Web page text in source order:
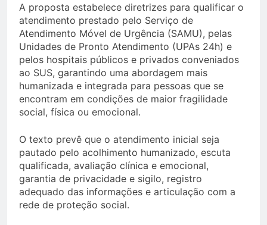
A proposta estabelece diretrizes para qualificar o
atendimento prestado pelo Serviço de
Atendimento Móvel de Urgência (SAMU), pelas
Unidades de Pronto Atendimento (UPAs 24h) e
pelos hospitais públicos e privados conveniados
ao SUS, garantindo uma abordagem mais
humanizada e integrada para pessoas que se
encontram em condições de maior fragilidade
social, física ou emocional.
O texto prevê que o atendimento inicial seja
pautado pelo acolhimento humanizado, escuta
qualificada, avaliação clínica e emocional,
garantia de privacidade e sigilo, registro
adequado das informações e articulação com a
rede de proteção social.